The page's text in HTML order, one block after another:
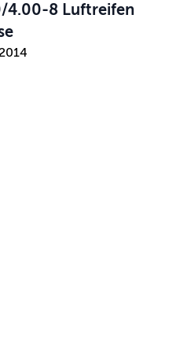
4.00-8 Luftreifen